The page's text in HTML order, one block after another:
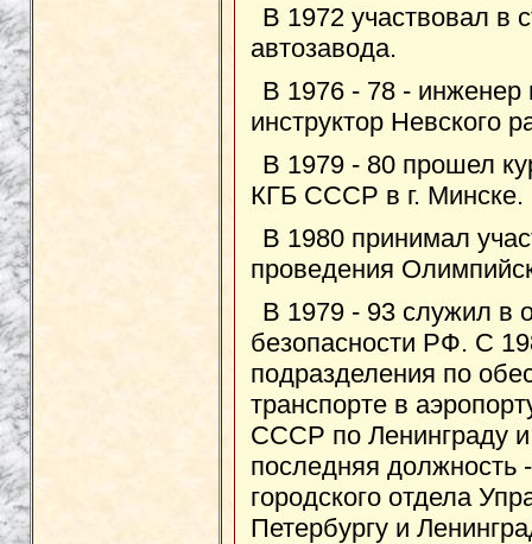
В 1972 участвовал в
автозавода.
В 1976 - 78 -
инструктор Невского
В 1979 - 80 прошел
КГБ СССР в г. Минске.
В 1980 принимал
проведения
В 1979 - 93 служил в
безопасности РФ. С
подразделения по
транспорте в
СССР по Ленинграду и
последняя должность
городского отдела
Петербургу и